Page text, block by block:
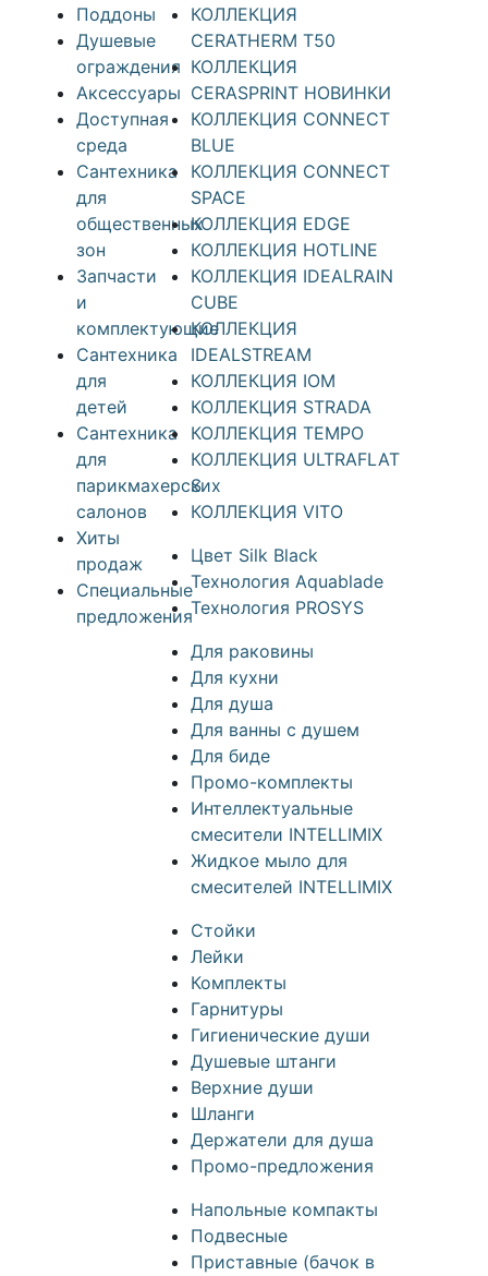
Поддоны
Душевые
ограждения
Аксессуары
Доступная
среда
Cантехника
для
общественных
зон
Запчасти
и
комплектующие
Сантехника
для
детей
Сантехника
для
парикмахерских
салонов
Хиты
продаж
Специальные
предложения
КОЛЛЕКЦИЯ
CERATHERM T50
КОЛЛЕКЦИЯ
CERASPRINT НОВИНКИ
КОЛЛЕКЦИЯ CONNECT
BLUE
КОЛЛЕКЦИЯ CONNECT
SPACE
КОЛЛЕКЦИЯ EDGE
КОЛЛЕКЦИЯ HOTLINE
КОЛЛЕКЦИЯ IDEALRAIN
CUBE
КОЛЛЕКЦИЯ
IDEALSTREAM
КОЛЛЕКЦИЯ IOM
КОЛЛЕКЦИЯ STRADA
КОЛЛЕКЦИЯ TEMPO
КОЛЛЕКЦИЯ ULTRAFLAT
S
КОЛЛЕКЦИЯ VITO
Цвет Silk Black
Технология Aquablade
Технология PROSYS
Для раковины
Для кухни
Для душа
Для ванны с душем
Для биде
Промо-комплекты
Интеллектуальные
смесители INTELLIMIX
Жидкое мыло для
смесителей INTELLIMIX
Стойки
Лейки
Комплекты
Гарнитуры
Гигиенические души
Душевые штанги
Верхние души
Шланги
Держатели для душа
Промо-предложения
Напольные компакты
Подвесные
Приставные (бачок в